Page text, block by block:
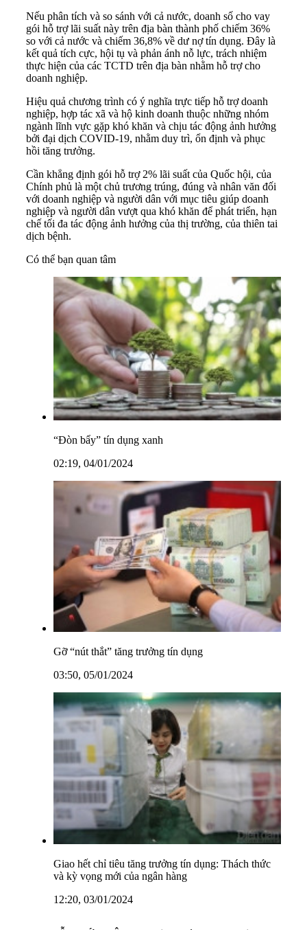
Nếu phân tích và so sánh với cả nước, doanh số cho vay
gói hỗ trợ lãi suất này trên địa bàn thành phố chiếm 36%
so với cả nước và chiếm 36,8% về dư nợ tín dụng. Đây là
kết quả tích cực, hội tụ và phản ánh nỗ lực, trách nhiệm
thực hiện của các TCTD trên địa bàn nhằm hỗ trợ cho
doanh nghiệp.
Hiệu quả chương trình có ý nghĩa trực tiếp hỗ trợ doanh
nghiệp, hợp tác xã và hộ kinh doanh thuộc những nhóm
ngành lĩnh vực gặp khó khăn và chịu tác động ảnh hưởng
bởi đại dịch COVID-19, nhằm duy trì, ổn định và phục
hồi tăng trưởng.
Cần khẳng định gói hỗ trợ 2% lãi suất của Quốc hội, của
Chính phủ là một chủ trương trúng, đúng và nhân văn đối
với doanh nghiệp và người dân với mục tiêu giúp doanh
nghiệp và người dân vượt qua khó khăn để phát triển, hạn
chế tối đa tác động ảnh hưởng của thị trường, của thiên tai
dịch bệnh.
Có thể bạn quan tâm
“Đòn bẩy” tín dụng xanh
02:19, 04/01/2024
Gỡ “nút thắt” tăng trưởng tín dụng
03:50, 05/01/2024
Giao hết chỉ tiêu tăng trưởng tín dụng: Thách thức
và kỳ vọng mới của ngân hàng
12:20, 03/01/2024